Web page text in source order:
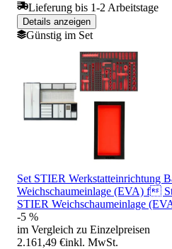
Lieferung bis 1-2 Arbeitstage
Details anzeigen
Günstig im Set
Set STIER Werkstatteinrichtung
Weichschaumeinlage (EVA) f
STIER Weichschaumeinlage
-5 %
im Vergleich zu Einzelpreisen
2.161,49 €inkl. MwSt.